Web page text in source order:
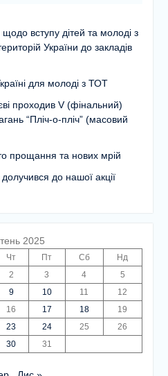
вступу дітей та молоді з
України до закладів
для молоді з ТОТ
проходив V (фінальний)
“Пліч-о-пліч” (масовий
прощання та нових мрій
до нашої акції
2025
Чт Пт Сб
Нд
2 3 4
5
9 10 11
12
16 17 18
19
23 24 25
26
30 31